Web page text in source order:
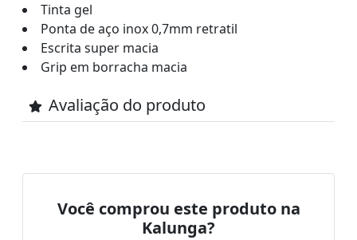
Tinta gel
Ponta de aço inox 0,7mm retratil
Escrita super macia
Grip em borracha macia
Avaliação do produto
Você comprou este produto na
Kalunga?